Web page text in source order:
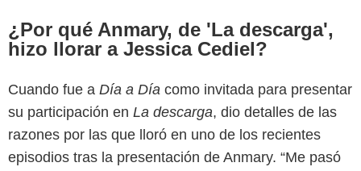
¿Por qué Anmary, de 'La descarga',
hizo llorar a Jessica Cediel?
Cuando fue a Día a Día como invitada para presentar
su participación en La descarga, dio detalles de las
razones por las que lloró en uno de los recientes
episodios tras la presentación de Anmary. “Me pasó
Instagram